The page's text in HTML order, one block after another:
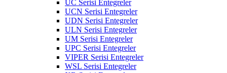
UC Serisi Entegreler
UCN Serisi Entegreler
UDN Serisi Entegreler
ULN Serisi Entegreler
UM Serisi Entegreler
UPC Serisi Entegreler
VIPER Serisi Entegreler
WSL Serisi Entegreler